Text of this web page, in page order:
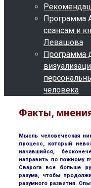
Программа
сеансам и
Левашова
Программа
человека
Факты,
Мысль человеческая
процесс, который
начавшийся,
направить по ложному
Сварога все больше
разума, чтобы
разумного развития.